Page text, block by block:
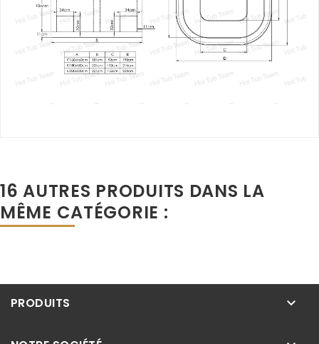
16 AUTRES PRODUITS DANS LA
MÊME CATÉGORIE :
PRODUITS keyboard_arrow_down